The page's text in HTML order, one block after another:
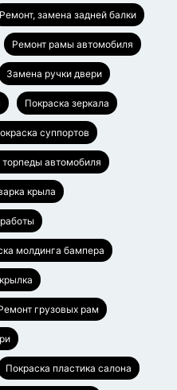
Ремонт, замена задней балки
Ремонт рамы автомобиля
Замена ручки двери
Покраска зеркала
суппортов
торпеды автомобиля
крыла
молдинга бампера
грузовых рам
Покраска пластика салона